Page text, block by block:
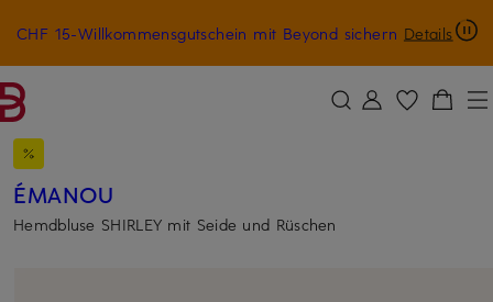
ZUM HAUPTINHALT ÜBERSPRINGEN ZUM SUCHFELD ÜBERSPRINGEN
CHF 15-Willkommensgutschein mit Beyond sichern Details
ÉMANOU
Hemdbluse SHIRLEY mit Seide und Rüschen